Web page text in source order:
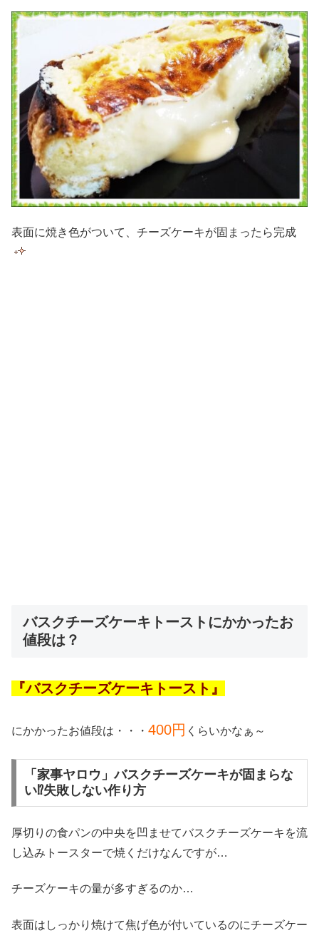
表面に焼き色がついて、チーズケーキが固まったら完成
バスクチーズケーキトーストにかかったお
値段は？
『バスクチーズケーキトースト』
にかかったお値段は・・・ 400円 くらいかなぁ～
「家事ヤロウ」バスクチーズケーキが固まらな
い⁉失敗しない作り方
厚切りの食パンの中央を凹ませてバスクチーズケーキを流
し込みトースターで焼くだけなんですが…
チーズケーキの量が多すぎるのか…
表面はしっかり焼けて焦げ色が付いているのにチーズケー